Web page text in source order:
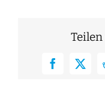
Facebook
X